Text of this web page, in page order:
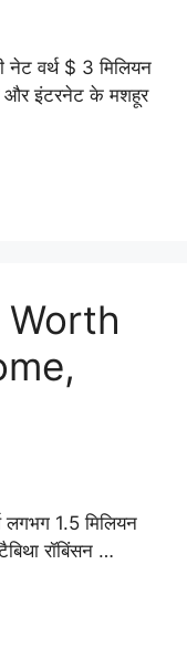
वर्थ $ 3 मिलियन
और इंटरनेट के मशहूर
Worth
1.5 मिलियन
रॉबिंसन …